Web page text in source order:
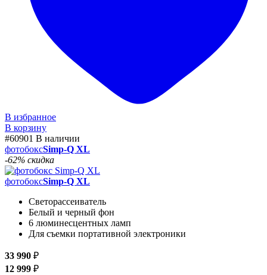
В избранное
В корзину
#60901 В наличии
фотобоксSimp-Q XL
-62% скидка
фотобоксSimp-Q XL
Светорассеиватель
Белый и черный фон
6 люминесцентных ламп
Для съемки портативной электроники
33 990 ₽
12 999 ₽